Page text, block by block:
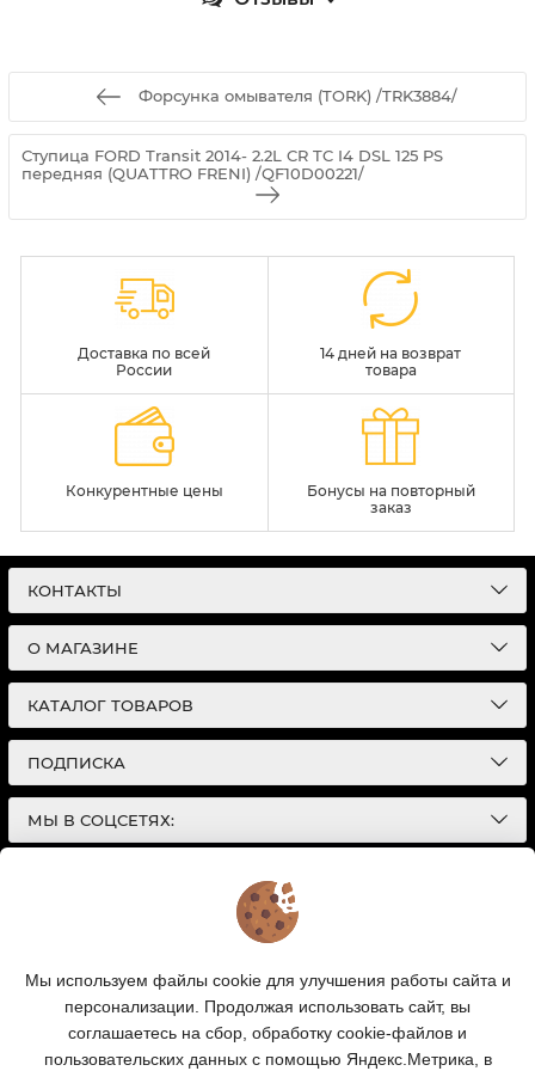
Форсунка омывателя (TORK) /TRK3884/
Ступица FORD Transit 2014- 2.2L CR TC I4 DSL 125 PS
передняя (QUATTRO FRENI) /QF10D00221/
Доставка по всей
России
14 дней на возврат
товара
Конкурентные цены
Бонусы на повторный
заказ
КОНТАКТЫ
О МАГАЗИНЕ
КАТАЛОГ ТОВАРОВ
ПОДПИСКА
МЫ В СОЦСЕТЯХ:
Интернет-магазин автотоваров в Екатеринбурге
| Разработка сайтов |
Политика конфиденциальности
интернет-сайт носит исключительно
информационный характер и ни при каких условиях
информационные материалы и цены, размещенные на
сайте, не являются публичной офертой, определяемой
Мы используем файлы cookie для улучшения работы сайта и
персонализации. Продолжая использовать сайт, вы
соглашаетесь на сбор, обработку cookie-файлов и
пользовательских данных с помощью Яндекс.Метрика, в